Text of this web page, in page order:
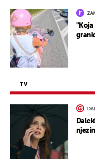
"Koja
TV